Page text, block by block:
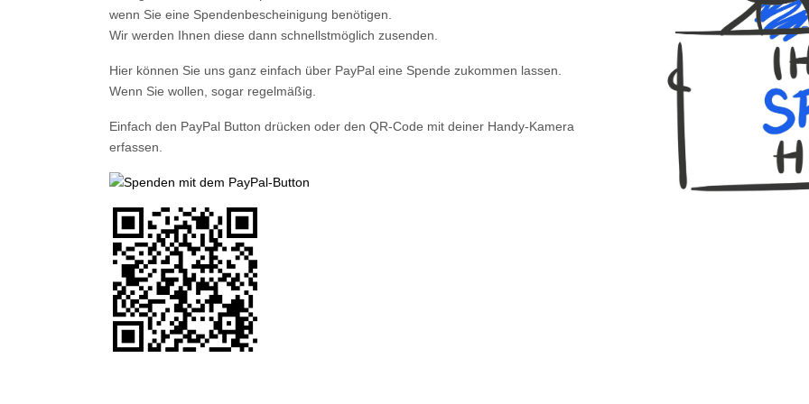
wenn Sie eine Spendenbescheinigung benötigen.
Wir werden Ihnen diese dann schnellstmöglich zusenden.
Hier können Sie uns ganz einfach über PayPal eine Spende zukommen lassen.
Wenn Sie wollen, sogar regelmäßig.
Einfach den PayPal Button drücken oder den QR-Code mit deiner Handy-Kamera
erfassen.